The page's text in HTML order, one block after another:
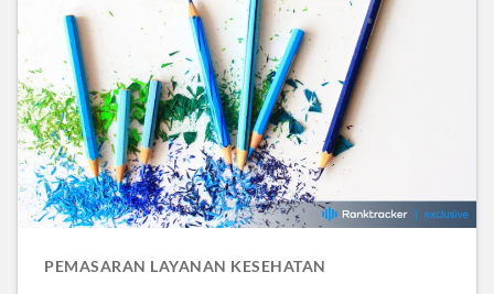
PEMASARAN LAYANAN KESEHATAN